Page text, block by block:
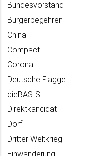
Bundesvorstand
Bürgerbegehren
China
Compact
Corona
Deutsche Flagge
dieBASIS
Direktkandidat
Dorf
Dritter Weltkrieg
Einwanderung